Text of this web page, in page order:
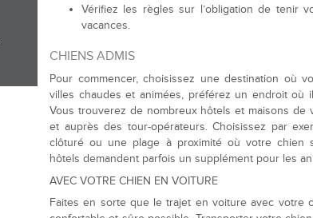
Vérifiez les règles sur l’obligation de tenir
vacances.
CHIENS ADMIS
Pour commencer, choisissez une destination où
villes chaudes et animées, préférez un endroit où
Vous trouverez de nombreux hôtels et maisons de
et auprès des tour-opérateurs. Choisissez par
clôturé ou une plage à proximité où votre chien
hôtels demandent parfois un supplément pour les
AVEC VOTRE CHIEN EN VOITURE
Faites en sorte que le trajet en voiture avec votre